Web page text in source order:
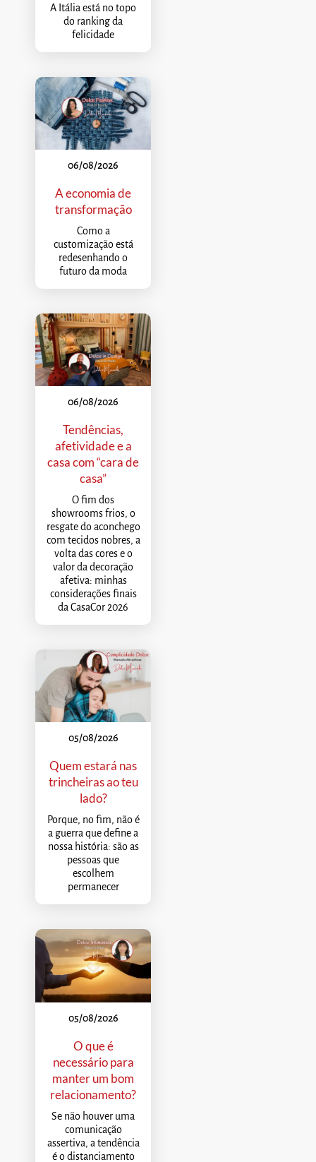
A Itália está no topo
do ranking da
felicidade
06/08/2026
A economia de
transformação
Como a
customização está
redesenhando o
futuro da moda
06/08/2026
Tendências,
afetividade e a
casa com “cara de
casa”
O fim dos
showrooms frios, o
resgate do aconchego
com tecidos nobres, a
volta das cores e o
valor da decoração
afetiva: minhas
considerações finais
da CasaCor 2026
05/08/2026
Quem estará nas
trincheiras ao teu
lado?
Porque, no fim, não é
a guerra que define a
nossa história: são as
pessoas que
escolhem
permanecer
05/08/2026
O que é
necessário para
manter um bom
relacionamento?
Se não houver uma
comunicação
assertiva, a tendência
é o distanciamento